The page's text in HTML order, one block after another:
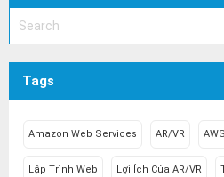
Tags
Amazon Web Services AR/VR AWS
Lập Trình Web Lợi Ích Của AR/VR